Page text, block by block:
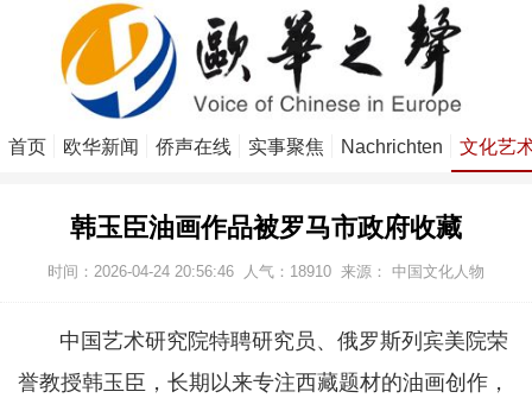
首页 欧华新闻 侨声在线 实事聚焦 Nachrichten 文化艺
韩玉臣油画作品被罗马市政府收藏
时间：2026-04-24 20:56:46 人气： 18910 来源： 中国文化人物
中国艺术研究院特聘研究员、俄罗斯列宾美院荣
誉教授韩玉臣，长期以来专注西藏题材的油画创作，